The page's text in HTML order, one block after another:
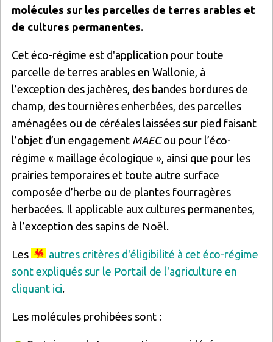
molécules sur les parcelles de terres arables et
de cultures permanentes.
Cet éco-régime est d'application pour toute
parcelle de terres arables en Wallonie, à
l’exception des jachères, des bandes bordures de
champ, des tournières enherbées, des parcelles
aménagées ou de céréales laissées sur pied faisant
l’objet d’un engagement MAECou pour l’éco-
régime « maillage écologique », ainsi que pour les
prairies temporaires et toute autre surface
composée d’herbe ou de plantes fourragères
herbacées. Il applicable aux cultures permanentes,
à l’exception des sapins de Noël.
Les
autres critères d'éligibilité à cet éco-régime
sont expliqués sur le Portail de l'agriculture en
cliquant ici.
Les molécules prohibées sont :